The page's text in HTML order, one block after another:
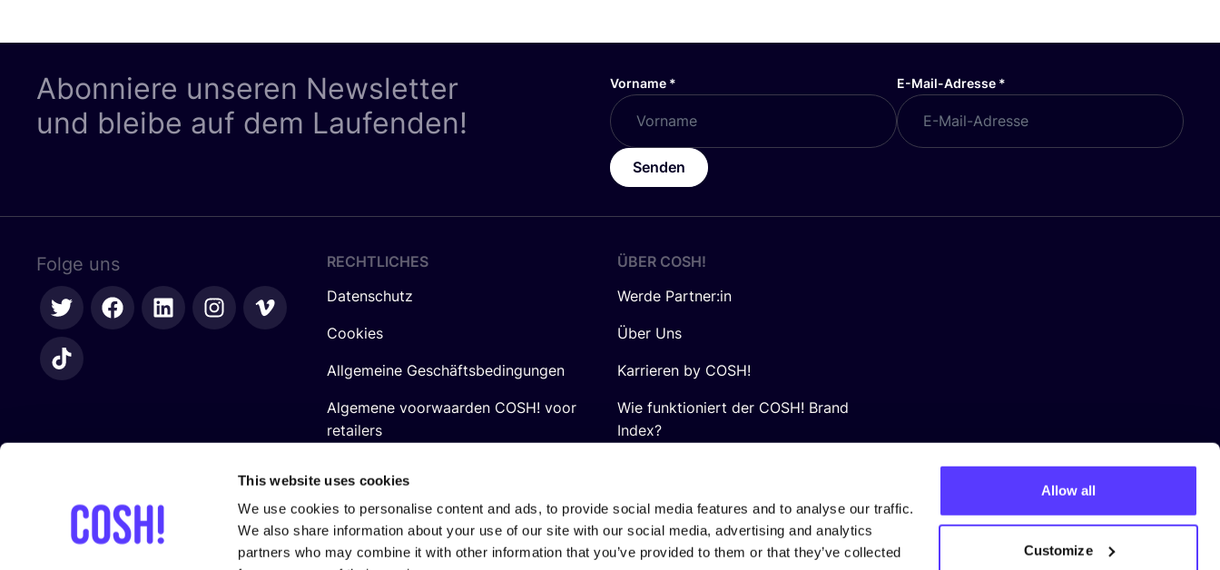
This website uses cookies
We use cookies to personalise content and ads, to provide social media features and to analyse our traffic.
We also share information about your use of our site with our social media, advertising and analytics
partners who may combine it with other information that you’ve provided to them or that they’ve collected
Allow all
Customize
Abonniere unseren Newsletter
und bleibe auf dem Laufenden!
Vorname * E-Mail-Adresse *
Senden
Folge uns
RECHTLICHES
Datenschutz
Cookies
Allgemeine Geschäftsbedingungen
Algemene voorwaarden COSH! voor
retailers
ÜBER COSH!
Werde Partner:in
Über Uns
Karrieren by COSH!
Wie funktioniert der COSH! Brand
Index?